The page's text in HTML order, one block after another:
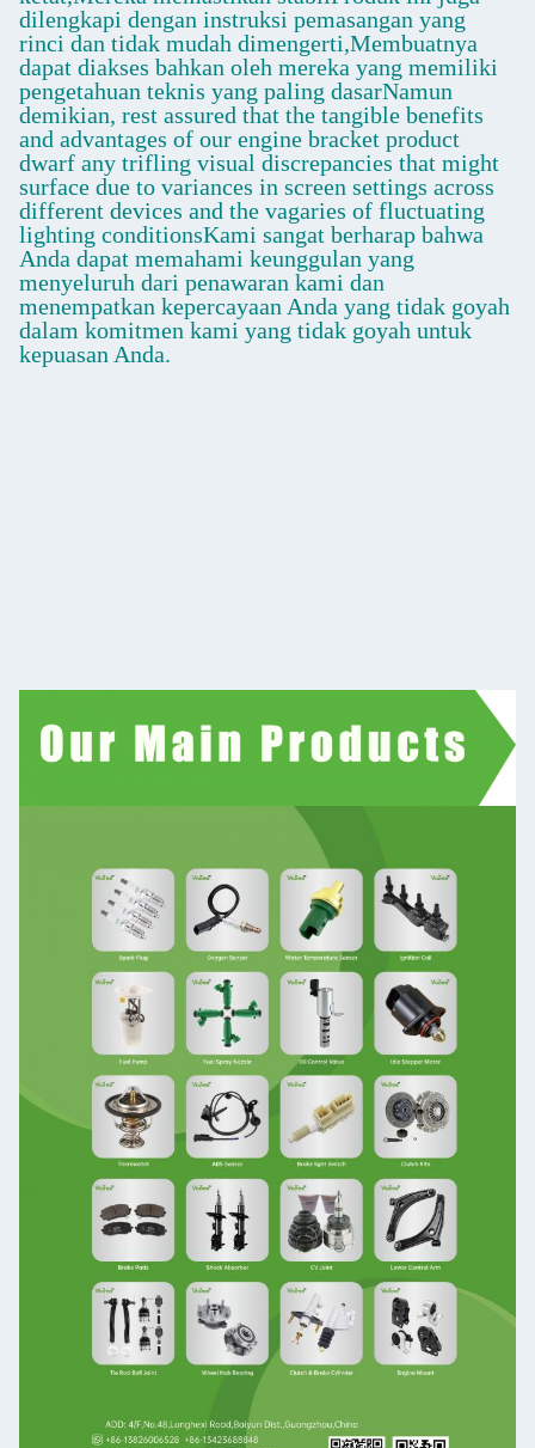
dilengkapi dengan instruksi pemasangan yang
rinci dan tidak mudah dimengerti,Membuatnya
dapat diakses bahkan oleh mereka yang memiliki
pengetahuan teknis yang paling dasarNamun
demikian, rest assured that the tangible benefits
and advantages of our engine bracket product
dwarf any trifling visual discrepancies that might
surface due to variances in screen settings across
different devices and the vagaries of fluctuating
lighting conditionsKami sangat berharap bahwa
Anda dapat memahami keunggulan yang
menyeluruh dari penawaran kami dan
menempatkan kepercayaan Anda yang tidak goyah
dalam komitmen kami yang tidak goyah untuk
kepuasan Anda.